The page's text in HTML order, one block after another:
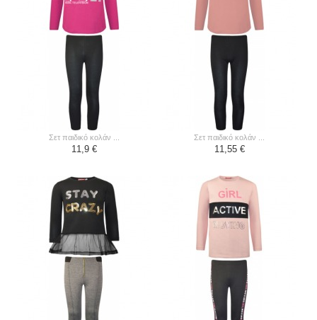
σετ παιδικό κολάν ...
11,9 €
σετ παιδικό κολάν ...
11,55 €